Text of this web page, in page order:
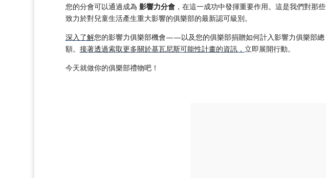
您的分會可以通過成為 影響力分會，在這一成功中發揮重要作用。這是我們對那些
致力於對兒童生活產生重大影響的俱樂部的最新認可級別。
深入了解您的影響力俱樂部機會——以及您的俱樂部捐贈如何計入影響力俱樂部總
額。 接著透過索取更多關於基瓦尼斯可能性計畫的資訊， 立即展開行動。
今天就做你的俱樂部禮物吧！